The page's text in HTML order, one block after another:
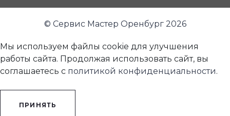
© Сервис Мастер Оренбург 2026
Мы используем файлы cookie для улучшения
работы сайта. Продолжая использовать сайт, вы
соглашаетесь с политикой конфиденциальности.
ПРИНЯТЬ